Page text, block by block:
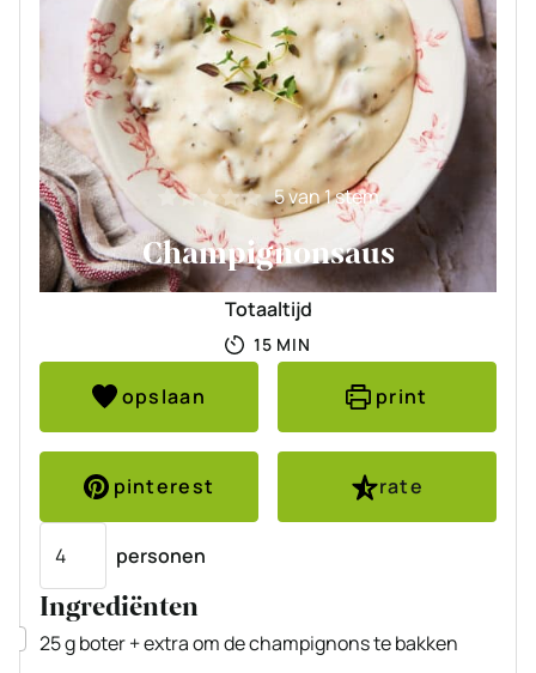
5van 1 stem
Champignonsaus
Totaaltijd
15MINUTEN
MIN
opslaan print
pinterest
rate
personen
Ingrediënten
▢
25gboter+ extra om de champignons te bakken